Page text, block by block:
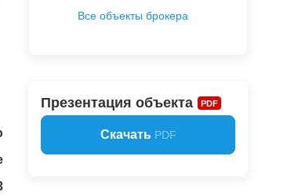
Все объекты брокера
Презентация объекта PDF
Скачать PDF